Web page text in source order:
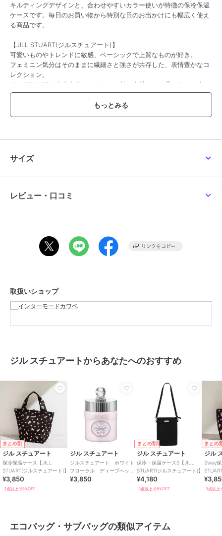
キルティングデザインと、合わせやすいカラー使いが特徴の保冷保温
ケースです。毎日のお買い物から特別な日のお出かけにも幅広く使え
る商品です。
【JILL STUART(ジルスチュアート)】
可愛いものやトレンドに敏感、ベーシックで上質なものが好き。
フェミニン気分はそのままに繊細さと強さが共存した、表情豊かなコ
レクション。
JILL STUARTは自分自身のスタイルを持つ女性たちへ品のある大人フ
ェミニンを提案するブランドです。
※写真の色味はご覧になる環境（PC のモニタやスマホの画面）によっ
ブランド ジル スチュアート
ショップ
バッグ
／
エコバッグ・サブバッ
グ
ポリエステル100％
サイズ
レビュー・口コミ
取扱いショップ
ジル スチュアートからあなたへのおすすめ
まとめ割
ジル スチュアート
保冷保温ケース【JILL
STUART(ジルスチュアート)】
¥3,850
3点以上で8%OFF
ジル スチュアート
ジルスチュアート ホワイト
フローラル ディープヘッド
クレンズ
¥3,850
まとめ割
ジル スチュアート
保冷・保温ケースS【JILL
STUART(ジルスチュアート)】
¥4,180
3点以上で8%OFF
まとめ
ジル
2way
3点以上
エコバッグ・サブバッグの類似アイテム